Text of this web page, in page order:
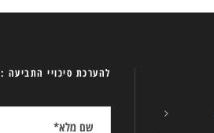
להערכת סיכויי התביעה :